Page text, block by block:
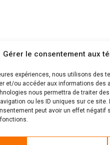
Gérer le consentement aux
expériences, nous utilisons des
et/ou accéder aux informations des
nous permettra de traiter
ou les ID uniques sur ce site.
peut avoir un effet négatif